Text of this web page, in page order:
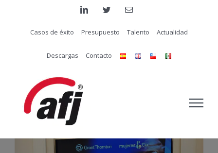
contenido
linkedintwitter Correo
Casos de éxito Presupuesto Talento Actualidad
Descargas Contacto